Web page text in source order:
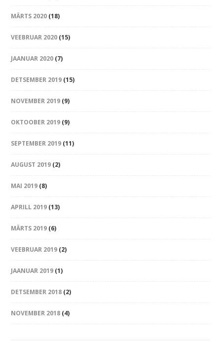
MÄRTS 2020 (18)
VEEBRUAR 2020 (15)
JAANUAR 2020 (7)
DETSEMBER 2019 (15)
NOVEMBER 2019 (9)
OKTOOBER 2019 (9)
SEPTEMBER 2019 (11)
AUGUST 2019 (2)
MAI 2019 (8)
APRILL 2019 (13)
MÄRTS 2019 (6)
VEEBRUAR 2019 (2)
JAANUAR 2019 (1)
DETSEMBER 2018 (2)
NOVEMBER 2018 (4)